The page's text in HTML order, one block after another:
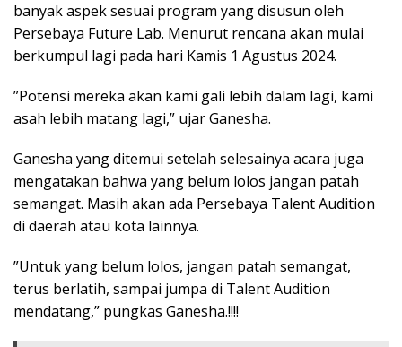
banyak aspek sesuai program yang disusun oleh
Persebaya Future Lab. Menurut rencana akan mulai
berkumpul lagi pada hari Kamis 1 Agustus 2024.
”Potensi mereka akan kami gali lebih dalam lagi, kami
asah lebih matang lagi,” ujar Ganesha.
Ganesha yang ditemui setelah selesainya acara juga
mengatakan bahwa yang belum lolos jangan patah
semangat. Masih akan ada Persebaya Talent Audition
di daerah atau kota lainnya.
”Untuk yang belum lolos, jangan patah semangat,
terus berlatih, sampai jumpa di Talent Audition
mendatang,” pungkas Ganesha.!!!!